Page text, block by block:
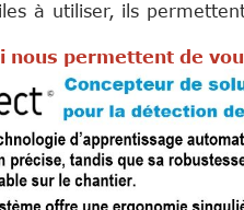
à utiliser, ils
de vous